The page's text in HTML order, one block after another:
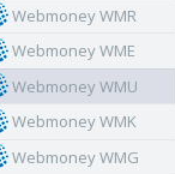
Webmoney WMR
Webmoney WME
Webmoney WMU
Webmoney WMK
Webmoney WMG